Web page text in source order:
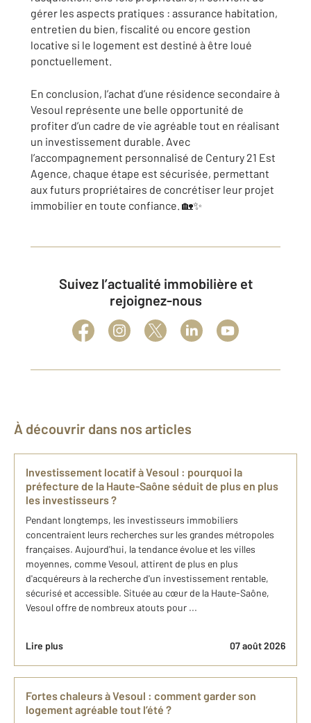
gérer les aspects pratiques : assurance habitation,
entretien du bien, fiscalité ou encore gestion
locative si le logement est destiné à être loué
ponctuellement.
En conclusion, l’achat d’une résidence secondaire à
Vesoul représente une belle opportunité de
profiter d’un cadre de vie agréable tout en réalisant
un investissement durable. Avec
l’accompagnement personnalisé de Century 21 Est
Agence, chaque étape est sécurisée, permettant
aux futurs propriétaires de concrétiser leur projet
immobilier en toute confiance. 🏡✨
Suivez l’actualité immobilière et
rejoignez-nous
À découvrir dans nos articles
Investissement locatif à Vesoul : pourquoi la
préfecture de la Haute-Saône séduit de plus en plus
les investisseurs ?
Pendant longtemps, les investisseurs immobiliers
concentraient leurs recherches sur les grandes métropoles
françaises. Aujourd'hui, la tendance évolue et les villes
moyennes, comme Vesoul, attirent de plus en plus
d'acquéreurs à la recherche d'un investissement rentable,
sécurisé et accessible. Située au cœur de la Haute-Saône,
Vesoul offre de nombreux atouts pour ...
Lire plus 07 août 2026
Fortes chaleurs à Vesoul : comment garder son
logement agréable tout l’été ?